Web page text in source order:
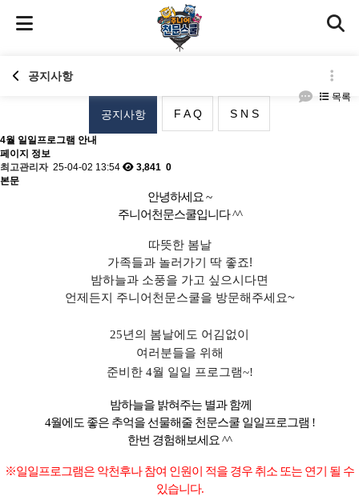
공지사항
공지사항 F A Q S N S
목록
4월 일일프로그램 안내
페이지 정보
최고관리자 25-04-02 13:54 3,841 0
본문
안녕하세요 ~
주니어천문스쿨입니다 ^^
따뜻한 봄날
가족들과 놀러가기 딱 좋죠!
밤하늘과 소풍을 가고 싶으시다면
언제든지 주니어천문스쿨을 방문해주세요~
25년의 봄날에도 어김없이
여러분들을 위해
준비한 4월 일일 프로그램~!
밤하늘을 밝혀주는 별과 함께
4월에도 좋은 추억을 선물해줄 천문스쿨 일일프로그램 !
한번 경험해보세요 ^^
※일일프로그램은 악천후나 참여 인원이 적을 경우 취소 또는 연기 될 수
있습니다.